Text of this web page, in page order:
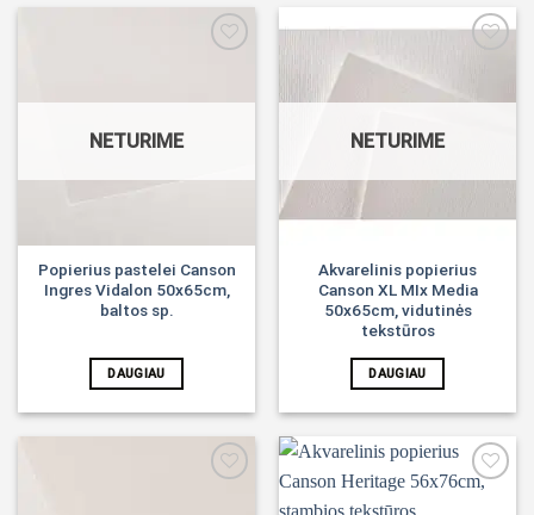
NETURIME
Popierius pastelei Canson
Ingres Vidalon 50x65cm,
baltos sp.
DAUGIAU
NETURIME
Akvarelinis popierius
Canson XL MIx Media
50x65cm, vidutinės
tekstūros
DAUGIAU